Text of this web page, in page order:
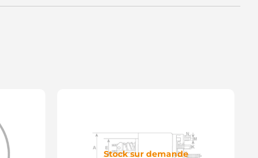
Stock sur demande